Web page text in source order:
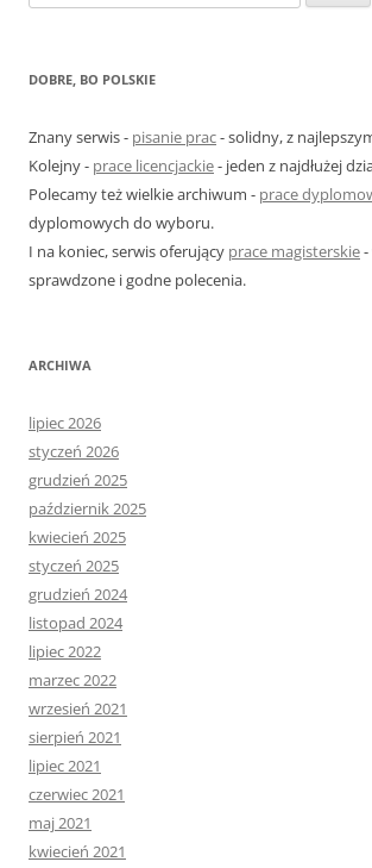
z
DOBRE, BO POLSKIE
Znany serwis - pisanie prac- solidny, z
Kolejny - prace licencjackie- jeden z najdłużej
Polecamy też wielkie archiwum - prace
dyplomowych do wyboru.
I na koniec, serwis oferujący prace magisterskie
sprawdzone i godne polecenia.
ARCHIWA
lipiec 2026
styczeń 2026
grudzień 2025
październik 2025
kwiecień 2025
styczeń 2025
grudzień 2024
listopad 2024
lipiec 2022
marzec 2022
wrzesień 2021
sierpień 2021
lipiec 2021
czerwiec 2021
maj 2021
kwiecień 2021